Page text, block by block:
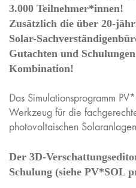
3.000 Teilnehmer*innen!
Zusätzlich die über 20-
Solar-
Gutachten und
Kombination!
Das Simulationsprogramm
Werkzeug für die
photovoltaischen
Der 3D-
Schulung (siehe PV*SOL